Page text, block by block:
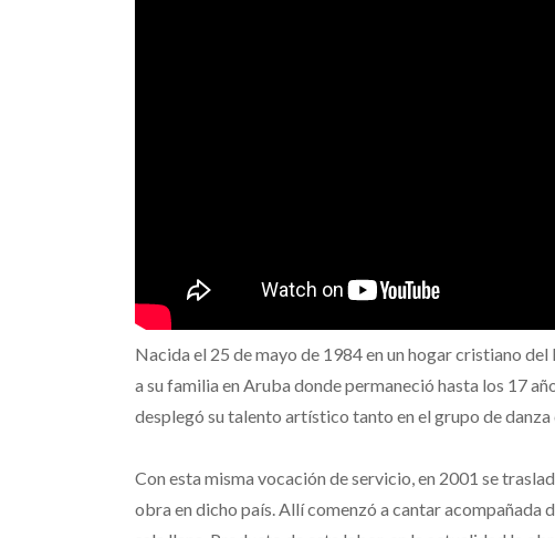
Nacida el 25 de mayo de 1984 en un hogar cristiano
a su familia en Aruba donde permaneció hasta los 17
desplegó su talento artístico tanto en el grupo de danza
Con esta misma vocación de servicio, en 2001 se
obra en dicho país. Allí comenzó a cantar acompañada